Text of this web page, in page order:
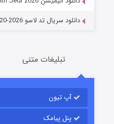
دانلود سریال تد لاسو Ted Lasso 2020-2026
تبلیغات متنی
آپ تیون
پنل پیامک